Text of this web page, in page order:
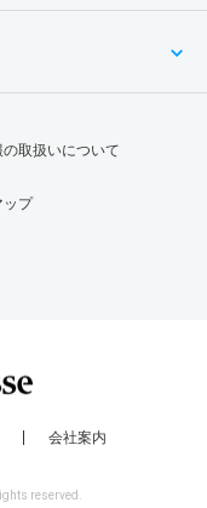
取扱いについて
ップ
会社案内
reserved.